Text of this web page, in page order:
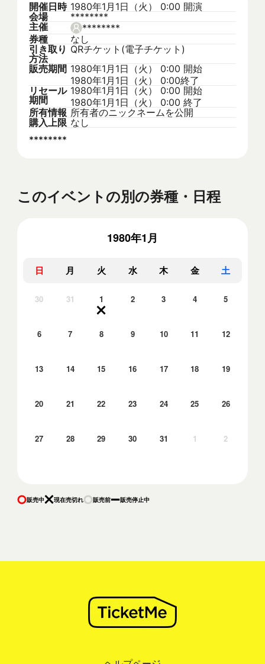
開催日時 1980年1月1日（火） 0:00 開演
会場
********
主催
********
券種
なし
引き取り
方法
QRチケット(電子チケット)
販売期間 1980年1月1日（火） 0:00 開始
1980年1月1日（火） 0:00終了
リセール
期間
1980年1月1日（火） 0:00 開始
1980年1月1日（火） 0:00 終了
所有情報 所有者のニックネームを公開
購入上限 なし
********
このイベントの別の券種・日程
1980年1月
日 月 火 水 木 金 土
30 31 1 2 3 4 5
6 7 8 9 10 11 12
13 14 15 16 17 18 19
20 21 22 23 24 25 26
27 28 29 30 31 1 2
販売中 現在売切れ 販売前 販売停止中